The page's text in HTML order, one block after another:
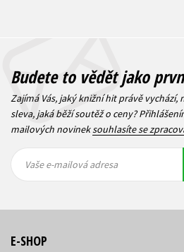
Budete to vědět jako
Zajímá Vás, jaký knižní hit právě vychází,
sleva, jaká běží soutěž o ceny?
mailových novineksouhlasíte se
mailová
mailová
Vaše e-mailová adresa
E-SHOP